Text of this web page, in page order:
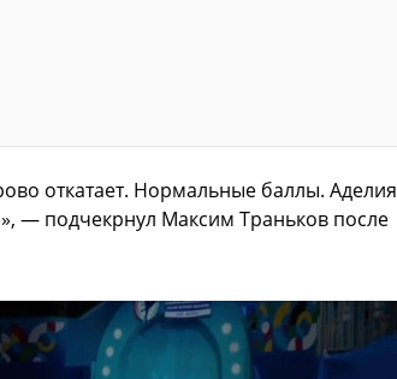
откатает. Нормальные баллы. Аделия
— подчекрнул Максим Траньков после